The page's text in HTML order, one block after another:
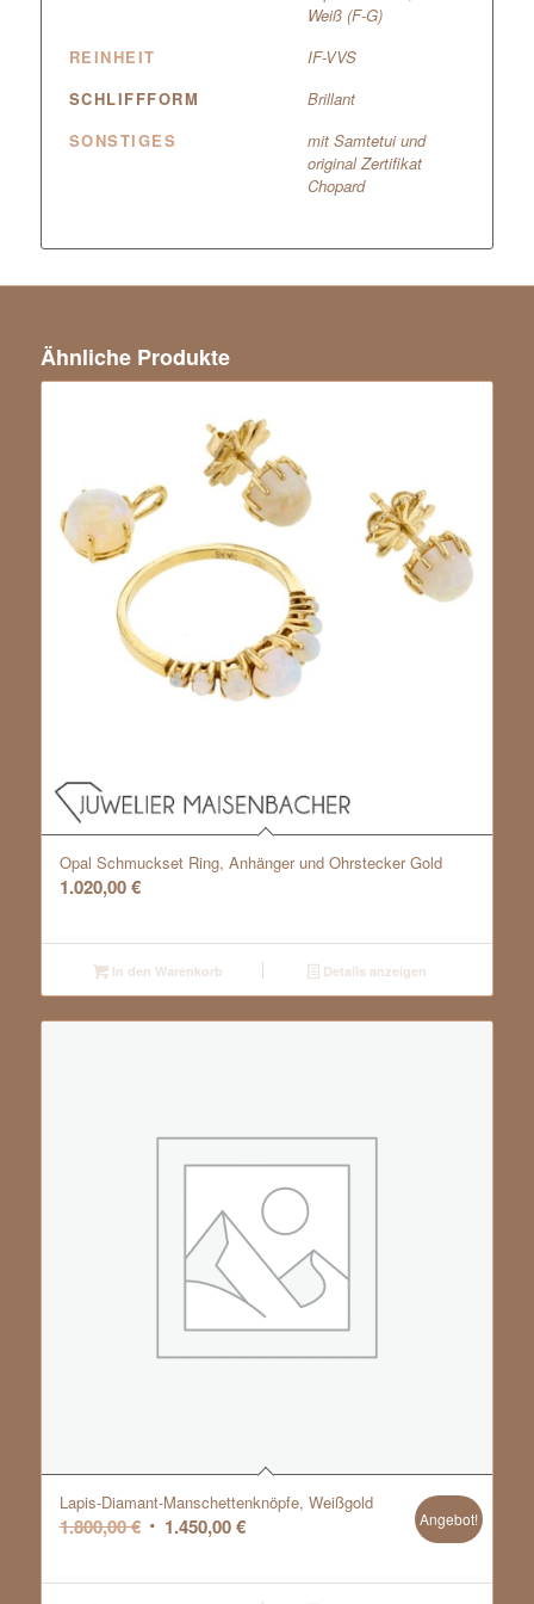
Weiß (F-G)
REINHEIT
IF-VVS
SCHLIFFFORM
Brillant
SONSTIGES
mit Samtetui und
original Zertifikat
Chopard
Ähnliche Produkte
Opal Schmuckset Ring, Anhänger und Ohrstecker Gold
1.020,00€
In den Warenkorb Details anzeigen
Lapis-Diamant-Manschettenknöpfe, Weißgold
1.800,00€ Ursprünglicher
war:
1.450,00€Aktueller
ist:
Angebot!